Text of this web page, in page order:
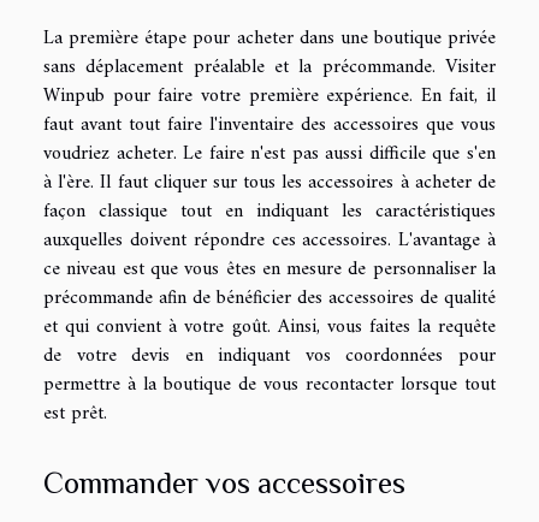
La première étape pour acheter dans une boutique privée
sans déplacement préalable et la précommande. Visiter
Winpub pour faire votre première expérience. En fait, il
faut avant tout faire l'inventaire des accessoires que vous
voudriez acheter. Le faire n'est pas aussi difficile que s'en
à l'ère. Il faut cliquer sur tous les accessoires à acheter de
façon classique tout en indiquant les caractéristiques
auxquelles doivent répondre ces accessoires. L'avantage à
ce niveau est que vous êtes en mesure de personnaliser la
précommande afin de bénéficier des accessoires de qualité
et qui convient à votre goût. Ainsi, vous faites la requête
de votre devis en indiquant vos coordonnées pour
permettre à la boutique de vous recontacter lorsque tout
est prêt.
Commander vos accessoires